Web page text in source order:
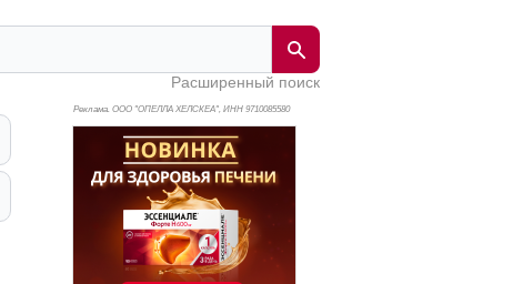
Расширенный поиск
Реклама. ООО "ОПЕЛЛА ХЕЛСКЕА", ИНН 9710085580